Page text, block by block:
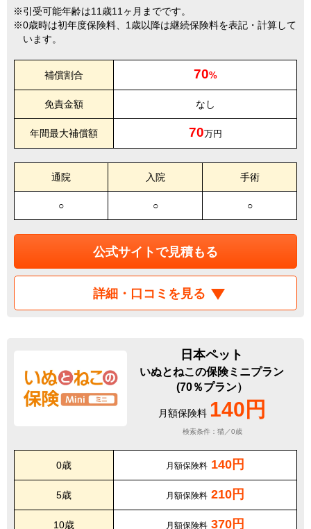
引受可能年齢は11歳11ヶ月までです。
0歳時は初年度保険料、1歳以降は継続保険料を表記・計算して
います。
補償割合 70%
免責金額 なし
年間最大補償額 70万円
通院 入院 手術
○ ○ ○
公式サイトで見積もる
詳細・口コミを見る
日本ペット
いぬとねこの保険ミニプラン
(70％プラン）
月額保険料 140円
検索条件：猫／0歳
0歳 月額保険料 140円
5歳 月額保険料 210円
10歳 月額保険料 370円